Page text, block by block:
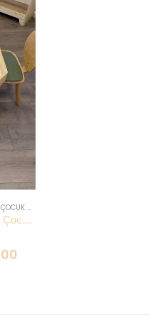
ÇOCUK OYUN MASASI VE AKTIVITE MASASI
Sekizgen Ahşap Kum Masası | 4 Çocuk Kapasiteli | LiliKids